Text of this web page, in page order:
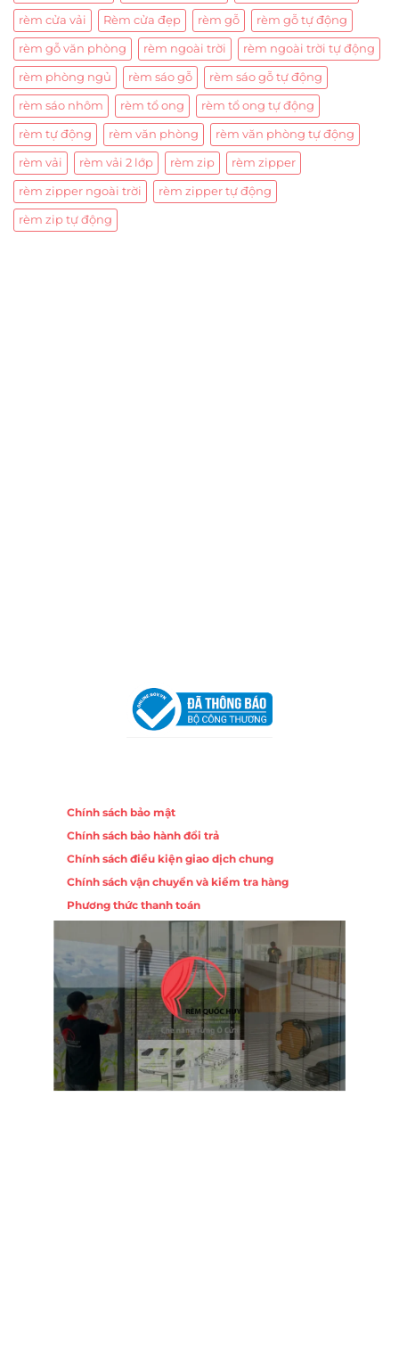
rèm cửa vải Rèm cửa đẹp rèm gỗ rèm gỗ tự động
rèm gỗ văn phòng rèm ngoài trời rèm ngoài trời tự động
rèm phòng ngủ rèm sáo gỗ rèm sáo gỗ tự động
rèm sáo nhôm rèm tổ ong rèm tổ ong tự động
rèm tự động rèm văn phòng rèm văn phòng tự động
rèm vải rèm vải 2 lớp rèm zip rèm zipper
rèm zipper ngoài trời rèm zipper tự động
rèm zip tự động
Chính sách bảo mật
Chính sách bảo hành đổi trả
Chính sách điều kiện giao dịch chung
Chính sách vận chuyển và kiểm tra hàng
Phương thức thanh toán